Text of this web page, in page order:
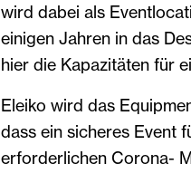
wird dabei als
einigen Jahren in das
hier die Kapazitäten für
Eleiko wird das
dass ein sicheres Event
erforderlichen Corona-